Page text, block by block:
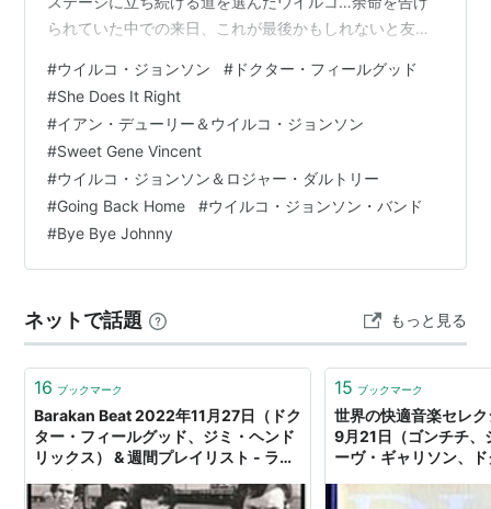
られていた中での来日、これが最後かもしれないと友人
ド・オピニオンの提供により2014年、11時間に及ぶ大手
術で3kgもの腫瘍を摘出、なんとウイルコはがんを克服
しステージに戻ってきた。 私は幸運にも初来日の85年と
その翌年（だったと思う）の2回、札幌でライヴを観てい
る。ググっても出てこないし、もう大昔のことは日付が
曖昧で (;^ω^)チケ…
#ウイルコ・ジョンソン # ドクター・フィールグッド
#She Does It Right
#イアン・デューリー＆ウイルコ・ジョンソン
#Sweet Gene Vincent
#ウイルコ・ジョンソン＆ロジャー・ダルトリー
#Going Back Home #ウイルコ・ジョンソン・バンド
#Bye Bye Johnny
ネットで話題 もっと見る
16 ブックマーク
Barakan Beat 2022年11月27日（ドク
ター・フィールグッド、ジミ・ヘンド
リックス） & 週間プレイリスト - ラジ
15 ブックマーク
世界の快適音楽セレ
9月21日（ゴンチチ、
ーヴ・ギャリソン、
ムス・ブラウン、マ